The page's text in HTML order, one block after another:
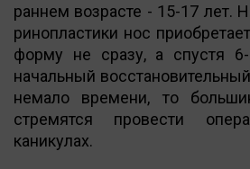
раннем возрасте - 15-17 лет.
ринопластики нос
форму не сразу, а спустя
начальный
немало времени, то
стремятся провести
каникулах.